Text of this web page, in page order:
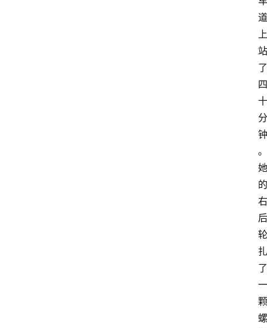
道
上
站
了
四
十
分
钟
。
她
的
右
后
轮
扎
了
一
颗
螺